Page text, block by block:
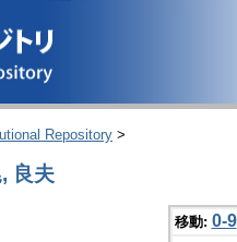
Repository >
良夫
移動: 0-9